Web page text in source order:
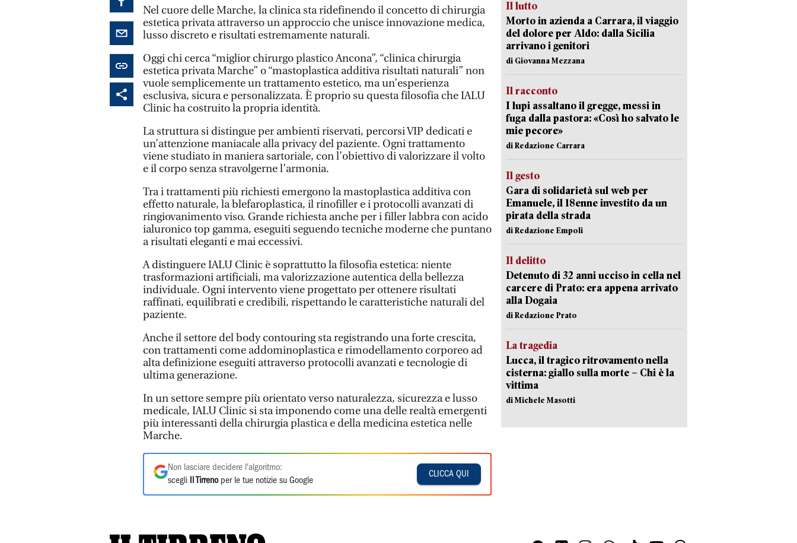
Nel cuore delle Marche, la clinica sta ridefinendo il concetto di chirurgia
estetica privata attraverso un approccio che unisce innovazione medica,
lusso discreto e risultati estremamente naturali.
Oggi chi cerca “miglior chirurgo plastico Ancona”, “clinica chirurgia
estetica privata Marche” o “mastoplastica additiva risultati naturali” non
vuole semplicemente un trattamento estetico, ma un’esperienza
esclusiva, sicura e personalizzata. È proprio su questa filosofia che IALU
Clinic ha costruito la propria identità.
La struttura si distingue per ambienti riservati, percorsi VIP dedicati e
un’attenzione maniacale alla privacy del paziente. Ogni trattamento
viene studiato in maniera sartoriale, con l’obiettivo di valorizzare il volto
e il corpo senza stravolgerne l’armonia.
Tra i trattamenti più richiesti emergono la mastoplastica additiva con
effetto naturale, la blefaroplastica, il rinofiller e i protocolli avanzati di
ringiovanimento viso. Grande richiesta anche per i filler labbra con acido
ialuronico top gamma, eseguiti seguendo tecniche moderne che puntano
a risultati eleganti e mai eccessivi.
A distinguere IALU Clinic è soprattutto la filosofia estetica: niente
trasformazioni artificiali, ma valorizzazione autentica della bellezza
individuale. Ogni intervento viene progettato per ottenere risultati
raffinati, equilibrati e credibili, rispettando le caratteristiche naturali del
paziente.
Anche il settore del body contouring sta registrando una forte crescita,
con trattamenti come addominoplastica e rimodellamento corporeo ad
alta definizione eseguiti attraverso protocolli avanzati e tecnologie di
ultima generazione.
In un settore sempre più orientato verso naturalezza, sicurezza e lusso
medicale, IALU Clinic si sta imponendo come una delle realtà emergenti
più interessanti della chirurgia plastica e della medicina estetica nelle
Marche.
Non lasciare decidere l'algoritmo:
scegli
Il Tirrenoper le tue notizie su Google
CLICCA QUI
Il lutto
Morto in azienda a Carrara, il viaggio
del dolore per Aldo: dalla Sicilia
arrivano i genitori
di Giovanna Mezzana
Il racconto
I lupi assaltano il gregge, messi in
fuga dalla pastora: «Così ho salvato le
mie pecore»
di Redazione Carrara
Il gesto
Gara di solidarietà sul web per
Emanuele, il 18enne investito da un
pirata della strada
di Redazione Empoli
Il delitto
Detenuto di 32 anni ucciso in cella nel
carcere di Prato: era appena arrivato
alla Dogaia
di Redazione Prato
La tragedia
Lucca, il tragico ritrovamento nella
cisterna: giallo sulla morte – Chi è la
vittima
di Michele Masotti